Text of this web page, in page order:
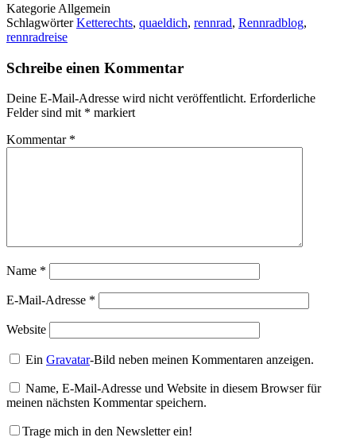
Kategorie Allgemein
SchlagwörterKetterechts, quaeldich, rennrad, Rennradblog,
rennradreise
Schreibe einen Kommentar
Deine E-Mail-Adresse wird nicht veröffentlicht. Erforderliche
Felder sind mit * markiert
Kommentar *
Name *
E-Mail-Adresse *
Website
EinGravatar-Bild neben meinen Kommentaren anzeigen.
Name, E-Mail-Adresse und Website in diesem Browser für
meinen nächsten Kommentar speichern.
Trage mich in den Newsletter ein!